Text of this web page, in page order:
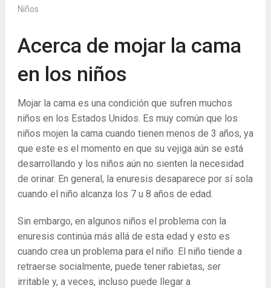
Niños
Acerca de mojar la cama
en los niños
Mojar la cama es una condición que sufren muchos
niños en los Estados Unidos. Es muy común que los
niños mojen la cama cuando tienen menos de 3 años, ya
que este es el momento en que su vejiga aún se está
desarrollando y los niños aún no sienten la necesidad
de orinar. En general, la enuresis desaparece por sí sola
cuando el niño alcanza los 7 u 8 años de edad.
Sin embargo, en algunos niños el problema con la
enuresis continúa más allá de esta edad y esto es
cuando crea un problema para el niño. El niño tiende a
retraerse socialmente, puede tener rabietas, ser
irritable y, a veces, incluso puede llegar a